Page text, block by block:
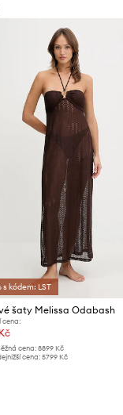
s kódem: LST
šaty Melissa Odabash
cena:
cena: 8899 Kč
cena: 5799 Kč